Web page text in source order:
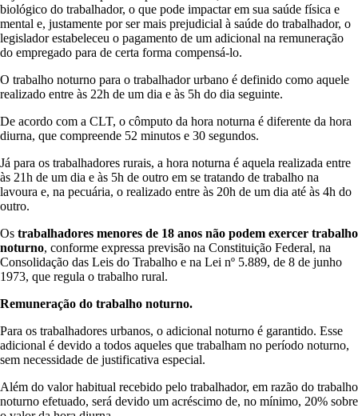
biológico do trabalhador, o que pode impactar em sua saúde física e
mental e, justamente por ser mais prejudicial à saúde do trabalhador, o
legislador estabeleceu o pagamento de um adicional na remuneração
do empregado para de certa forma compensá-lo.
O trabalho noturno para o trabalhador urbano é definido como aquele
realizado entre às 22h de um dia e às 5h do dia seguinte.
De acordo com a CLT, o cômputo da hora noturna é diferente da hora
diurna, que compreende 52 minutos e 30 segundos.
Já para os trabalhadores rurais, a hora noturna é aquela realizada entre
às 21h de um dia e às 5h de outro em se tratando de trabalho na
lavoura e, na pecuária, o realizado entre às 20h de um dia até às 4h do
outro.
Os trabalhadores menores de 18 anos não podem exercer trabalho
noturno, conforme expressa previsão na Constituição Federal, na
Consolidação das Leis do Trabalho e na Lei nº 5.889, de 8 de junho
1973, que regula o trabalho rural.
Remuneração do trabalho noturno.
Para os trabalhadores urbanos, o adicional noturno é garantido. Esse
adicional é devido a todos aqueles que trabalham no período noturno,
sem necessidade de justificativa especial.
Além do valor habitual recebido pelo trabalhador, em razão do trabalho
noturno efetuado, será devido um acréscimo de, no mínimo, 20% sobre